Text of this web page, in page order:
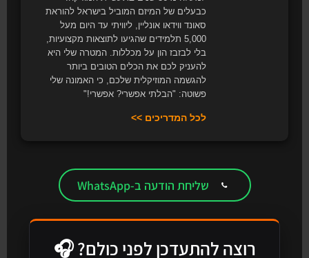
כבעלים של המיזם המוביל בישראל להוראת
סאונד ווידאו אונליין, ליוויתי עד היום מעל
5,000 תלמידים שהגיעו לתוצאות מקצועיות,
בלי לבזבז הון על מכללות. המטרה שלי היא
להעניק לכם את הכלים הטובים ביותר
להגשמה המוזיקלית שלכם, כי האמונה שלי
פשוטה: "הבלתי אפשרי? אפשרי!"
לכל המדריכים >>
שליחת הודעה ב-WhatsApp
רוצה להתעדכן לפני כולם? 🎧